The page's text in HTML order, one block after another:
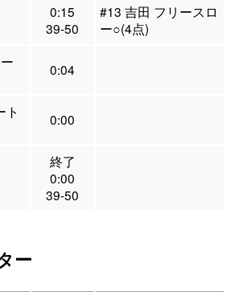
0:15
39-50
#13 吉田 フリースロ
ー○(4点)
0:04
ト
0:00
終了
0:00
39-50
ー